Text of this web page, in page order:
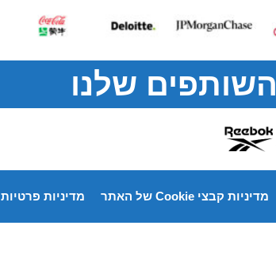
השותפים שלנו
מדיניות קבצי Cookie של האתר מדיניות פרטיות